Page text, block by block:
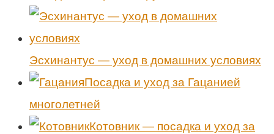
Эсхинантус — уход в домашних условиях
Посадка и уход за Гацанией
многолетней
Котовник — посадка и уход за